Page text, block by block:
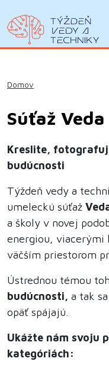
Domov
Súťaž
Kreslite,
budúcnosti
Týždeň vedy a
umeleckú súťaž
a školy v novej
energiou, viacerými
väčším priestorom
Ústrednou témou
budúcnosti, a tak
opäť spájajú.
Ukážte nám svoju
kategóriách: